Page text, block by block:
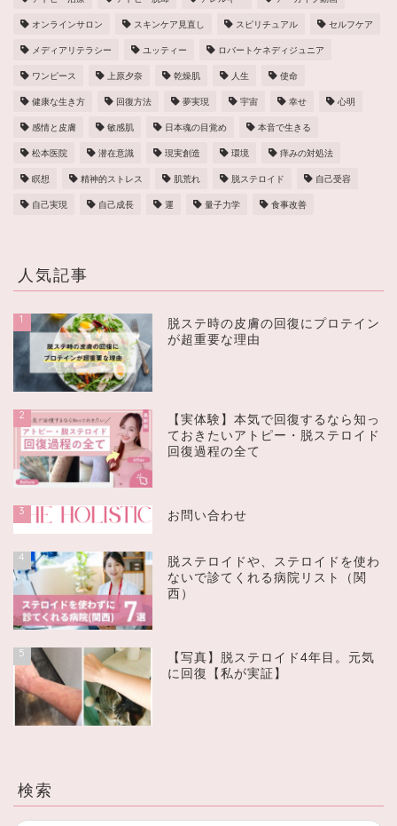
オンラインサロン スキンケア見直し スピリチュアル セルフケア
メディアリテラシー ユッティー ロバートケネディジュニア
ワンピース 上原夕奈 乾燥肌 人生 使命
健康な生き方 回復方法 夢実現 宇宙 幸せ 心明
感情と皮膚 敏感肌 日本魂の目覚め 本音で生きる
松本医院 潜在意識 現実創造 環境 痒みの対処法
瞑想 精神的ストレス 肌荒れ 脱ステロイド 自己受容
自己実現 自己成長 運 量子力学 食事改善
人気記事
1
脱ステ時の皮膚の回復にプロテイン
が超重要な理由
2
【実体験】本気で回復するなら知っ
ておきたいアトピー・脱ステロイド
回復過程の全て
3 お問い合わせ
4
脱ステロイドや、ステロイドを使わ
ないで診てくれる病院リスト（関
西）
5
【写真】脱ステロイド4年目。元気
に回復【私が実証】
検索